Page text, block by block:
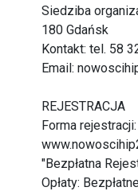
Siedziba
180 Gdańsk
Kontakt: tel. 58
Email:
REJESTRACJA
Forma
"Bezpłatna
Opłaty: